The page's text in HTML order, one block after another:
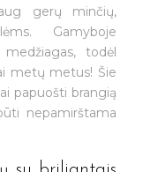
gerų minčių,
Gamyboje
todėl
metų metus! Šie
papuošti brangią
nepamirštama